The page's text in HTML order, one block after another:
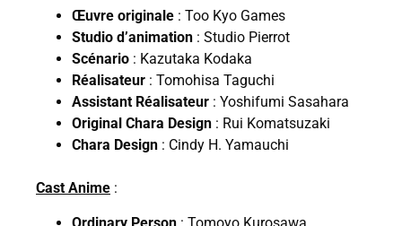
Œuvre originale : Too Kyo Games
Studio d’animation : Studio Pierrot
Scénario : Kazutaka Kodaka
Réalisateur : Tomohisa Taguchi
Assistant Réalisateur : Yoshifumi Sasahara
Original Chara Design : Rui Komatsuzaki
Chara Design : Cindy H. Yamauchi
Cast Anime :